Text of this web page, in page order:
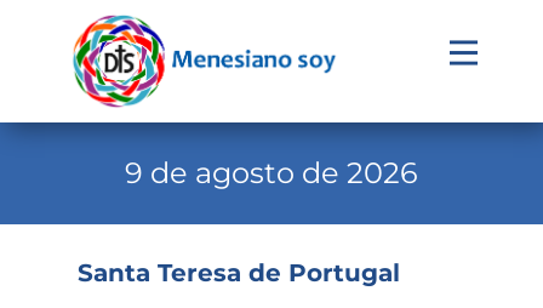
Evangelio
9 de agosto de 2026
Santa Teresa de Portugal